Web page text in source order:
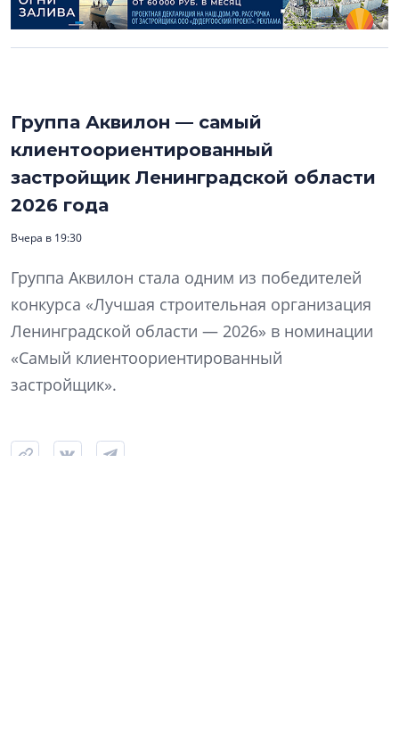
Группа Аквилон — самый
клиентоориентированный
застройщик Ленинградской области
2026 года
Вчера в 19:30
Группа Аквилон стала одним из победителей
конкурса «Лучшая строительная организация
Ленинградской области — 2026» в номинации
«Самый клиентоориентированный
застройщик».